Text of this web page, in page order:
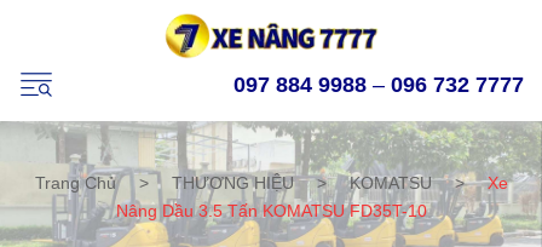
097 884 9988 – 096 732 7777
Trang Chủ > THƯƠNG HIỆU > KOMATSU >
Xe
Nâng Dầu 3.5 Tấn KOMATSU FD35T-10